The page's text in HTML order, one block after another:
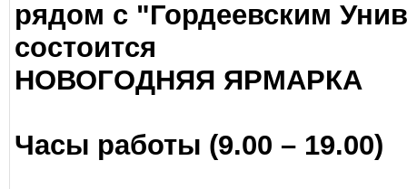
рядом с "Гордеевским
состоится
НОВОГОДНЯЯ ЯРМАРКА
Часы работы (9.00 – 19.00)